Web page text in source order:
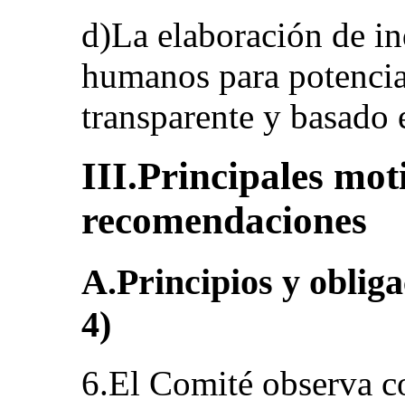
d)La elaboración de
humanos para
transparente y basado
III.Principales
recomendaciones
A.Principios y
4)
6.El Comité observa